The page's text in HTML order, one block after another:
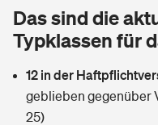
Tools
Wer versichert was: Jetzt
Glasversicherung
Mietkautionsversicherung
Kinderunfall­ver­si­che­rung
Kinderinvalidität
Dread-Disease-
Tierkrankenversicherung
Zur Übersicht
Das sind die
Typklassen für
12 in der
geblieben gegenüber
25)